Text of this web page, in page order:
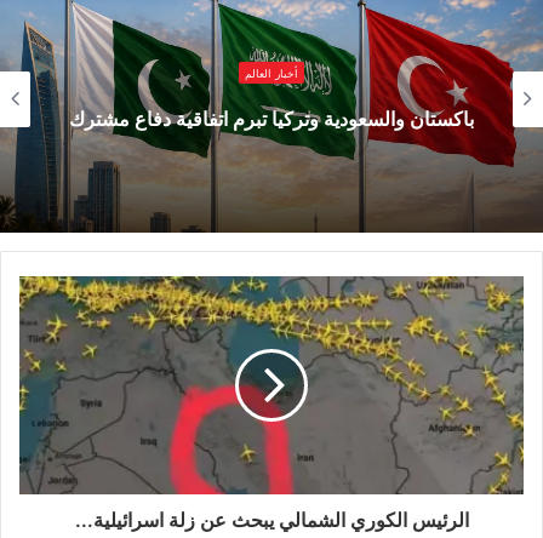
نحو 100 موقع عسكري في وسط إيران، وخاصة في
منطقة أصفهان.
وقال جيش الدفاع الإسرائيلي في بيان: “شاركت نحو
50 طائرة مقاتلة وطائرات دعم في عدة موجات من
الهجمات، حيث حددت وضربت مواقع تخزين
الصواريخ، وقاذفات الصواريخ أرض – أرض المعدة
للنشر ضد الأراضي الإسرائيلية، والمقر الذي كانت
فرق الإطلاق تتجمع فيه للضربات”.
هل فعلا دمرت
إسرائيل 120 منصة
أخبار العالم
باكستان والسعودية وتركيا تبرم اتفاقية دفاع مشترك
الرئيس الكوري الشمالي يبحث عن زلة اسرائيلية...